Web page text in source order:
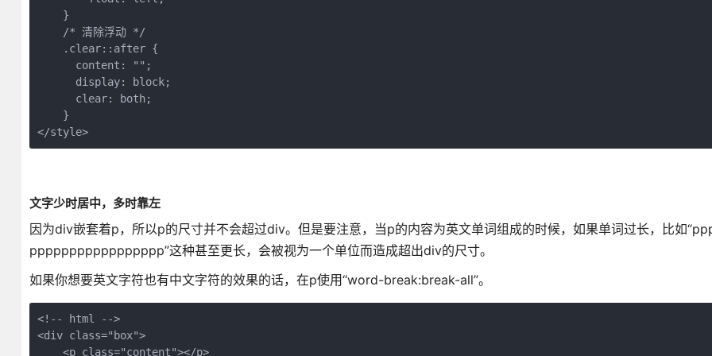
    }
    /* 清除浮动 */
    .clear::after {
      content: "";
      display: block;
      clear: both;
    }
</style>
文字少时居中，多时靠左
因为div嵌套着p，所以p的尺寸并不会超过div。但是要注意，当p的内容为英文单词组成的时候，如果单词过长，比如
ppppppppppppppppp”这种甚至更长，会被视为一个单位而造成超出div的尺寸。
如果你想要英文字符也有中文字符的效果的话，在p使用“word-break:break-all”。
<!-- html -->
<div class="box">
    <p class="content"></p>